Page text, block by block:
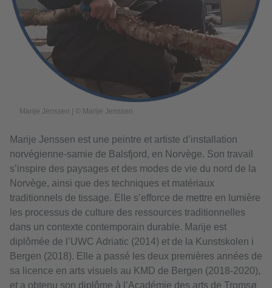
Marije Jenssen | © Marije Jenssen
Marije Jenssen est une peintre et artiste d’installation
norvégienne-samie de Balsfjord, en Norvège. Son travail
s’inspire des paysages et des modes de vie du nord de la
Norvège, ainsi que des techniques et matériaux
traditionnels de tissage. Elle s’efforce de mettre en lumière
les processus de culture des ressources traditionnelles
dans un contexte contemporain durable. Marije est
diplômée de l’UWC Adriatic (2014) et de la Kunstskolen i
Bergen (2018). Elle a passé les deux premières années de
sa licence en arts visuels au KMD de Bergen (2018-2020),
et a obtenu son diplôme à l’Académie des arts de Tromsø